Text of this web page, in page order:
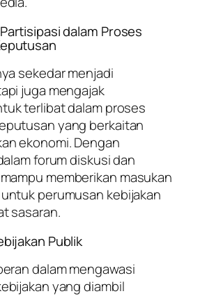
dalam Proses
sekedar menjadi
juga mengajak
terlibat dalam proses
yang berkaitan
ekonomi. Dengan
forum diskusi dan
memberikan masukan
perumusan kebijakan
sasaran.
Publik
dalam mengawasi
yang diambil